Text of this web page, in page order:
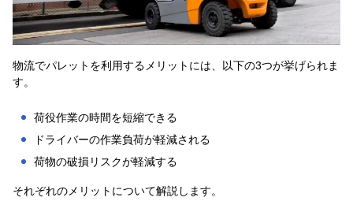
物流でパレットを利用するメリットには、以下の3つが挙げられま
す。
荷役作業の時間を短縮できる
ドライバーの作業負荷が軽減される
荷物の破損リスクが軽減する
それぞれのメリットについて解説します。